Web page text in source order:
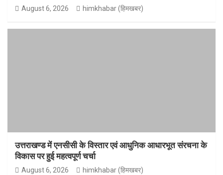
August 6, 2026 himkhabar (हिमखबर)
उत्तराखण्ड में एनसीसी के विस्तार एवं आधुनिक आधारभूत संरचना के
विकास पर हुई महत्वपूर्ण चर्चा
August 6, 2026 himkhabar (हिमखबर)